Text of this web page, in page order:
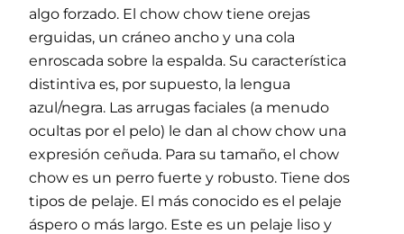
algo forzado. El chow chow tiene orejas
erguidas, un cráneo ancho y una cola
enroscada sobre la espalda. Su característica
distintiva es, por supuesto, la lengua
azul/negra. Las arrugas faciales (a menudo
ocultas por el pelo) le dan al chow chow una
expresión ceñuda. Para su tamaño, el chow
chow es un perro fuerte y robusto. Tiene dos
tipos de pelaje. El más conocido es el pelaje
áspero o más largo. Este es un pelaje liso y